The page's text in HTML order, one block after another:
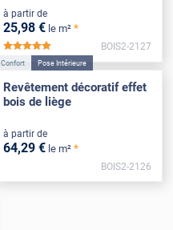
à partir de
25,98 € le m² *
BOIS2-2127
Confort Pose Intérieure
Revêtement décoratif effet
bois de liège
à partir de
64,29 € le m² *
BOIS2-2126